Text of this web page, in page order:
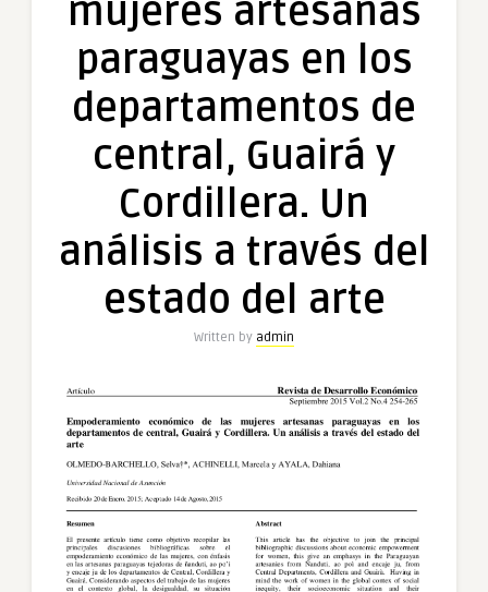
mujeres artesanas
paraguayas en los
departamentos de
central, Guairá y
Cordillera. Un
análisis a través del
estado del arte
Written by admin